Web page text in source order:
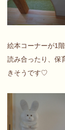
絵本コーナーが1
読み合ったり、保
きそうです♡